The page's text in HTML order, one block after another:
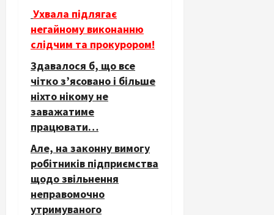
Ухвала підлягає
негайному виконанню
слідчим та прокурором!
Здавалося б, що все
чітко з’ясовано і більше
ніхто нікому не
заважатиме
працювати…
Але, на законну вимогу
робітників підприємства
щодо звільнення
неправомочно
утримуваного